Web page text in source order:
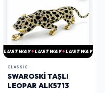
LUSTWAY LUSTWAY LUSTWAY
CLASSIC
SWAROSKI TAŞLI
LEOPAR ALK5713